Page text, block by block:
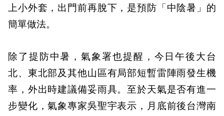
上小外套，出門前再脫下，是預防「中陰暑」的
簡單做法。
除了提防中暑，氣象署也提醒，今日午後大台
北、東北部及其他山區有局部短暫雷陣雨發生機
率，外出時建議備妥雨具。至於天氣是否有進一
步變化，氣象專家吳聖宇表示，月底前後台灣南